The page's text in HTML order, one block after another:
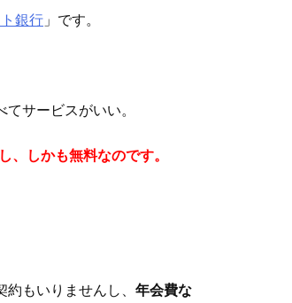
銀行 」です。
サービスがいい。
しかも無料なのです。
もいりませんし、 年会費な